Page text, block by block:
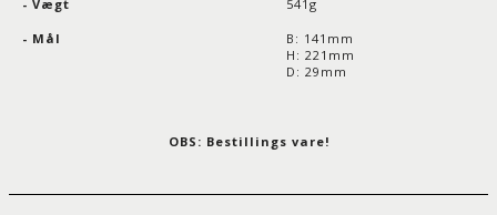
- Vægt 541g
- Mål
B: 141mm
H: 221mm
D: 29mm
OBS: Bestillings vare!